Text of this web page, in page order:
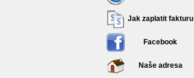
Jak zaplatit fakturu
Facebook
Naše adresa